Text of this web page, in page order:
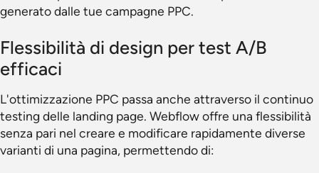
generato dalle tue campagne PPC.
Flessibilità di design per test A/B
efficaci
L'ottimizzazione PPC passa anche attraverso il continuo
testing delle landing page. Webflow offre una flessibilità
senza pari nel creare e modificare rapidamente diverse
varianti di una pagina, permettendo di: